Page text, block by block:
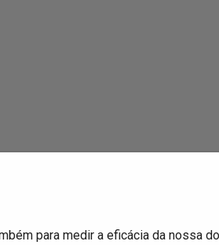
para medir a eficácia da nossa